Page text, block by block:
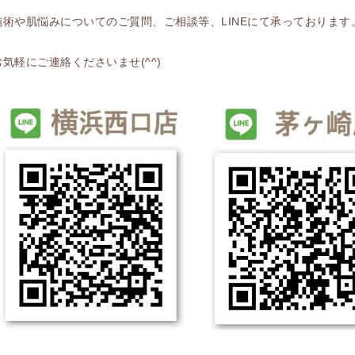
術や肌悩みについてのご質問、ご相談等、LINEにて承っております
気軽にご連絡くださいませ(^^)